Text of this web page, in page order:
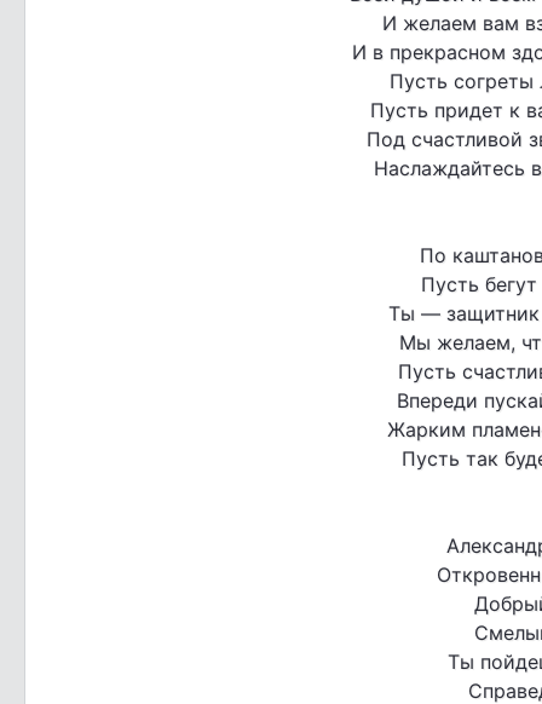
И желаем вам
И в прекрасном
Пусть
Пусть придет к
Под счастливой
Наслаждайтесь
По
Пусть
Ты — защитник
Мы желаем,
Пусть
Впереди
Жарким
Пусть так
Ты